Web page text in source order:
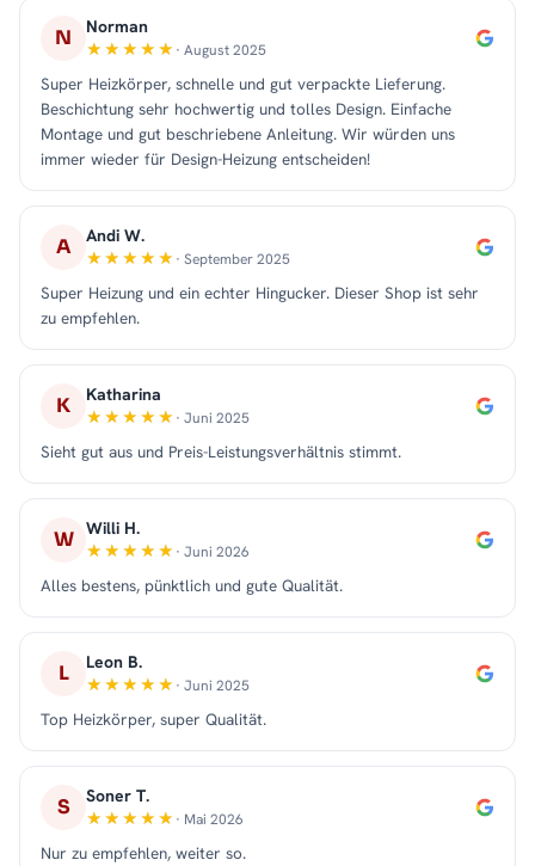
N Norman
· August 2025
Super Heizkörper, schnelle und gut verpackte Lieferung.
Beschichtung sehr hochwertig und tolles Design. Einfache
Montage und gut beschriebene Anleitung. Wir würden uns
immer wieder für Design-Heizung entscheiden!
A Andi W.
· September 2025
Super Heizung und ein echter Hingucker. Dieser Shop ist sehr
zu empfehlen.
K Katharina
· Juni 2025
Sieht gut aus und Preis-Leistungsverhältnis stimmt.
W Willi H.
· Juni 2026
Alles bestens, pünktlich und gute Qualität.
L Leon B.
· Juni 2025
Top Heizkörper, super Qualität.
S Soner T.
· Mai 2026
Nur zu empfehlen, weiter so.